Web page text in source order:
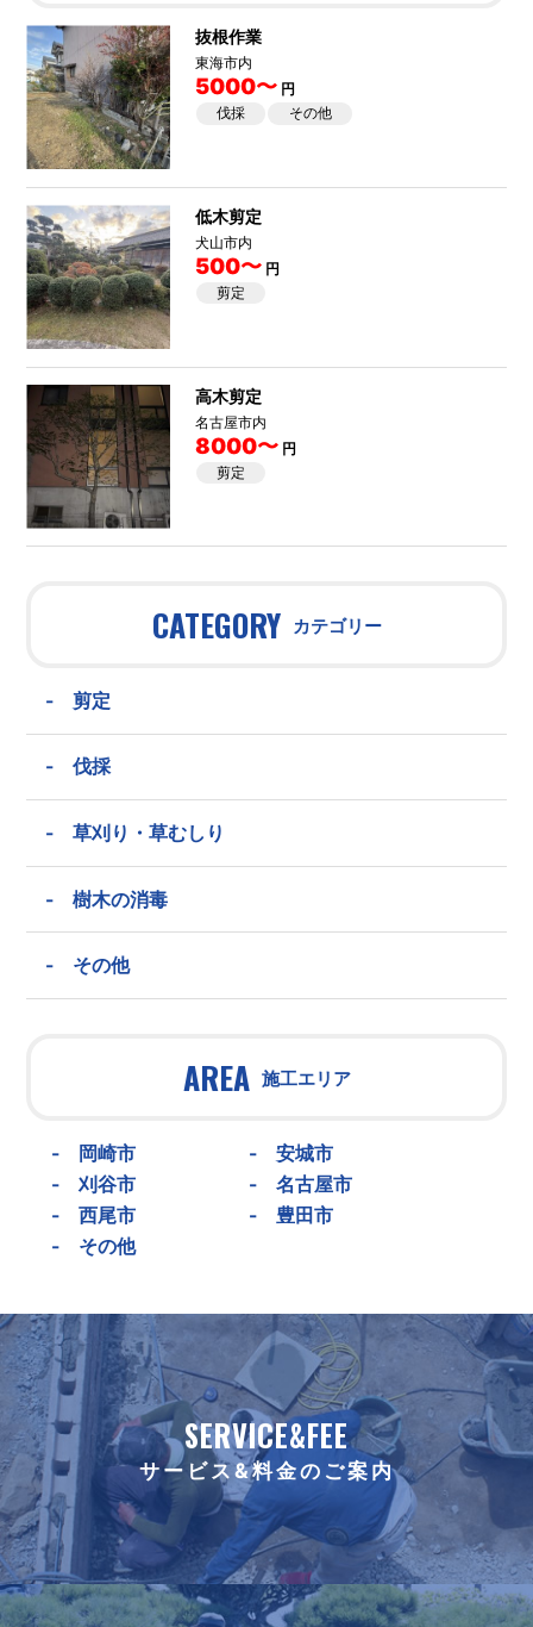
抜根作業
東海市内
5000〜円
伐採 その他
低木剪定
犬山市内
500〜円
剪定
高木剪定
名古屋市内
8000〜円
剪定
CATEGORY カテゴリー
-剪定
-伐採
-草刈り・草むしり
-樹木の消毒
- その他
AREA 施工エリア
- 岡崎市 -安城市
- 刈谷市 -名古屋市
- 西尾市 -豊田市
- その他
SERVICE&FEE
サービス&料金のご案内